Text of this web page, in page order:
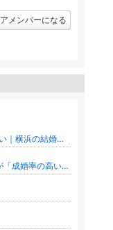
ン
アメンバーになる
婚活を一人で頑張らなくていい｜横浜の結婚相談所 PurMariage
広告費0円で大手に勝つ。AIが「成婚率の高い会員」だけをフィルタリングする逆転の集客術